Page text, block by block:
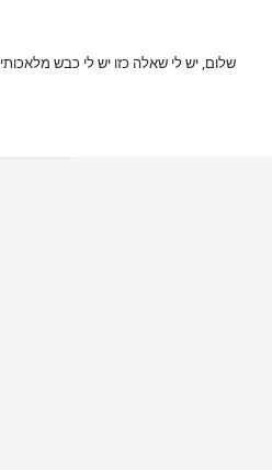
שלום, יש לי שאלה כזו יש לי כבש